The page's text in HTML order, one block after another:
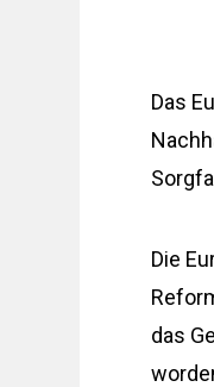
Das
Die
das